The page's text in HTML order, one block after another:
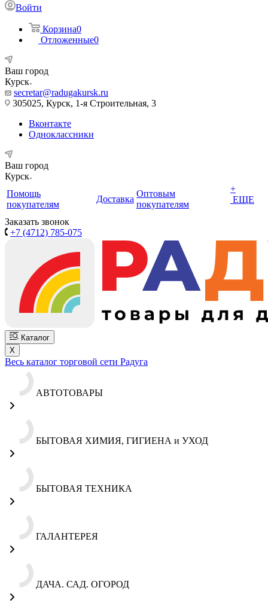
Войти
Корзина0
Отложенные0
Ваш город
Курск
secretar@radugakursk.ru
305025, Курск, 1-я Строительная, 3
Вконтакте
Одноклассники
Ваш город
Курск
Помощь
покупателям
Доставка
Оптовым
покупателям
+
ЕЩЕ
Заказать звонок
+7 (4712) 785-075
Каталог
X
Весь каталог торговой сети Радуга
АВТОТОВАРЫ
БЫТОВАЯ ХИМИЯ, ГИГИЕНА и УХОД
БЫТОВАЯ ТЕХНИКА
ГАЛАНТЕРЕЯ
ДАЧА. САД. ОГОРОД